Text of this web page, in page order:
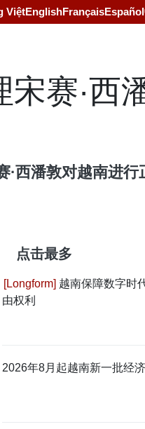
ViệtEnglishFrançaisEspañol
赛·西
·西潘敦对越南进行
点击最多
越南保障数字时
由权利
2026年8月起越南新一批经